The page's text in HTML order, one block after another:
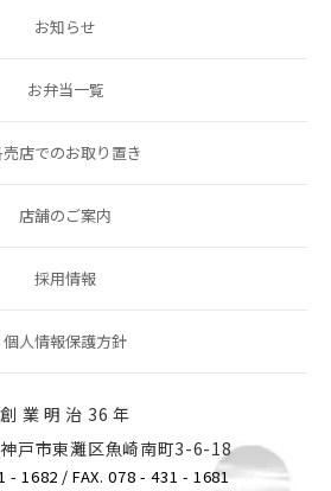
お知らせ
お弁当一覧
店でのお取り置き
店舗のご案内
採用情報
個人情報保護方針
創 業 明 治 36 年
戸市東灘区魚崎南町3-6-18
- 1682 / FAX. 078 - 431 - 1681